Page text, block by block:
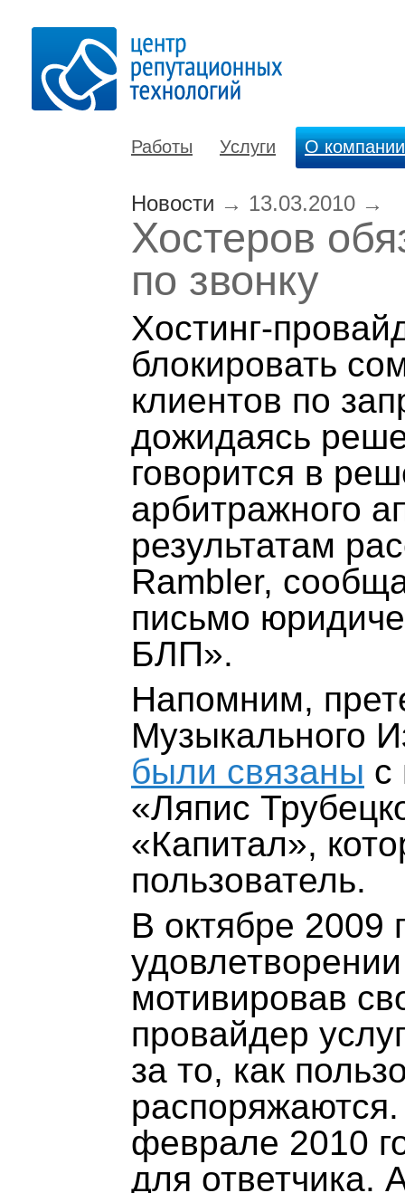
Работы Услуги О компании
Новости → 13.03.2010 →
Хостеров
по звонку
Хостинг-
блокировать
клиентов по
дожидаясь
говорится в
арбитражного
результатам
Rambler,
письмо
БЛП».
Напомним,
Музыкального
были связаны с
«Ляпис
«Капитал»,
пользователь.
В октябре 2009
мотивировав
провайдер
за то, как
феврале 2010
для ответчика.